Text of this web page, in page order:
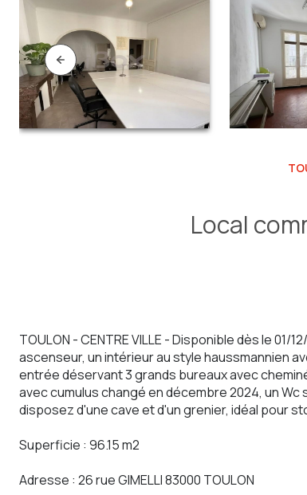
TOULON - CENTRE VILLE - Disponible dès le
ascenseur, un intérieur au style haussmannien
entrée déservant 3 grands bureaux avec
avec cumulus changé en décembre 2024, un
disposez d'une cave et d'un grenier, idéal pour
Superficie : 96.15 m2
Adresse : 26 rue GIMELLI 83000 TOULON